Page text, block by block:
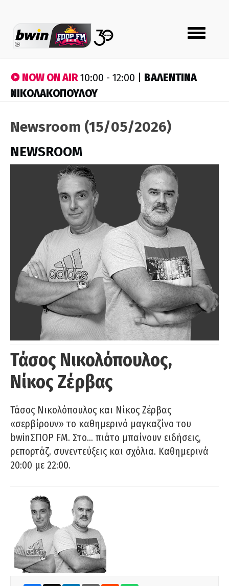
Toggle
navigation
NOW ON AIR10:00 - 12:00 | ΒΑΛΕΝΤΙΝΑ
ΝΙΚΟΛΑΚΟΠΟΥΛΟΥ
Newsroom (15/05/2026)
NEWSROOM
Τάσος Νικολόπουλος,
Νίκος Ζέρβας
Τάσος Νικολόπουλος και Νίκος Ζέρβας
«σερβίρουν» το καθημερινό μαγκαζίνο του
bwinΣΠΟΡ FM. Στο… πιάτο μπαίνουν ειδήσεις,
ρεπορτάζ, συνεντεύξεις και σχόλια. Καθημερινά
20:00 με 22:00.